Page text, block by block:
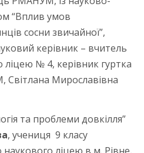
“Вплив умов
сосни звичайної”,
керівник – вчитель
ліцею № 4, керівник гуртка
Світлана Мирославівна
та проблеми довкілля”
, учениця 9 класу